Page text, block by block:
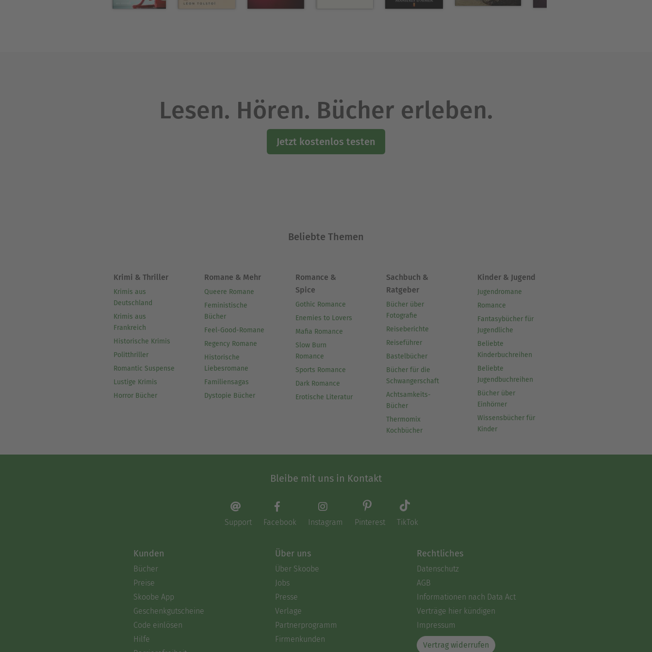
Lesen. Hören. Bücher erleben.
Jetzt kostenlos testen
Beliebte Themen
Krimi & Thriller
Krimis aus
Deutschland
Krimis aus
Frankreich
Historische Krimis
Politthriller
Romantic Suspense
Lustige Krimis
Horror Bücher
Romane & Mehr
Queere Romane
Feministische
Bücher
Feel-Good-Romane
Regency Romane
Historische
Liebesromane
Familiensagas
Dystopie Bücher
Romance &
Spice
Gothic Romance
Enemies to Lovers
Mafia Romance
Slow Burn
Romance
Sports Romance
Dark Romance
Erotische Literatur
Sachbuch &
Ratgeber
Bücher über
Fotografie
Reiseberichte
Reiseführer
Bastelbücher
Bücher für die
Schwangerschaft
Achtsamkeits-
Bücher
Thermomix
Kochbücher
Kinder & Jugend
Jugendromane
Romance
Fantasybücher für
Jugendliche
Beliebte
Kinderbuchreihen
Beliebte
Jugendbuchreihen
Bücher über
Einhörner
Wissensbücher für
Kinder
Bleibe mit uns in Kontakt
Support Facebook Instagram Pinterest TikTok
Kunden
Bücher
Preise
Skoobe App
Geschenkgutscheine
Code einlösen
Hilfe
Über uns
Über Skoobe
Jobs
Presse
Verlage
Partnerprogramm
Firmenkunden
Rechtliches
Datenschutz
AGB
Informationen nach Data Act
Verträge hier kündigen
Impressum
Vertrag widerrufen